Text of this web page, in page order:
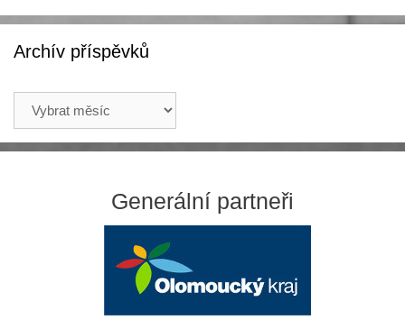
Archív příspěvků
příspěvků
Generální partneři